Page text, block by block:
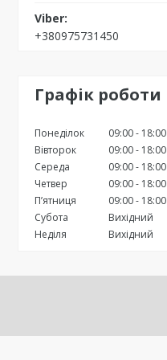
+380975731450
Графік роботи
Понеділок 09:00
18:00
Вівторок
09:00
18:00
Середа
09:00
18:00
Четвер
09:00
18:00
Пʼятниця
09:00
18:00
Субота
Вихідний
Неділя
Вихідний